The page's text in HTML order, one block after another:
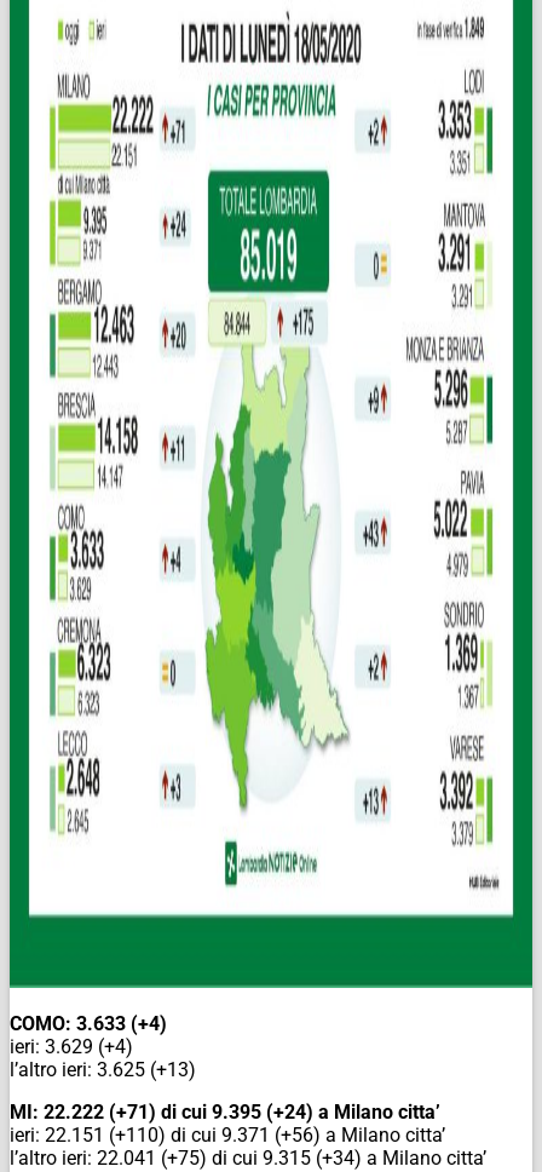
COMO: 3.633 (+4)
ieri: 3.629 (+4)
l’altro ieri: 3.625 (+13)
MI: 22.222 (+71) di cui 9.395 (+24) a Milano citta’
ieri: 22.151 (+110) di cui 9.371 (+56) a Milano citta’
l’altro ieri: 22.041 (+75) di cui 9.315 (+34) a Milano citta’